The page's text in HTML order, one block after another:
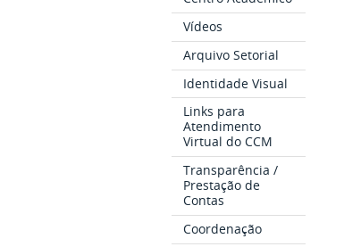
Vídeos
Arquivo Setorial
Identidade Visual
Links para
Atendimento
Virtual do CCM
Transparência /
Prestação de
Contas
Coordenação